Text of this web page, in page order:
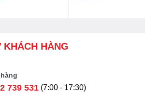
KHÁCH HÀNG
739 531 (7:00 - 17:30)